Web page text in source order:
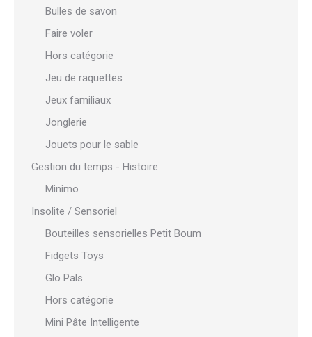
Bulles de savon
Faire voler
Hors catégorie
Jeu de raquettes
Jeux familiaux
Jonglerie
Jouets pour le sable
Gestion du temps - Histoire
Minimo
Insolite / Sensoriel
Bouteilles sensorielles Petit Boum
Fidgets Toys
Glo Pals
Hors catégorie
Mini Pâte Intelligente